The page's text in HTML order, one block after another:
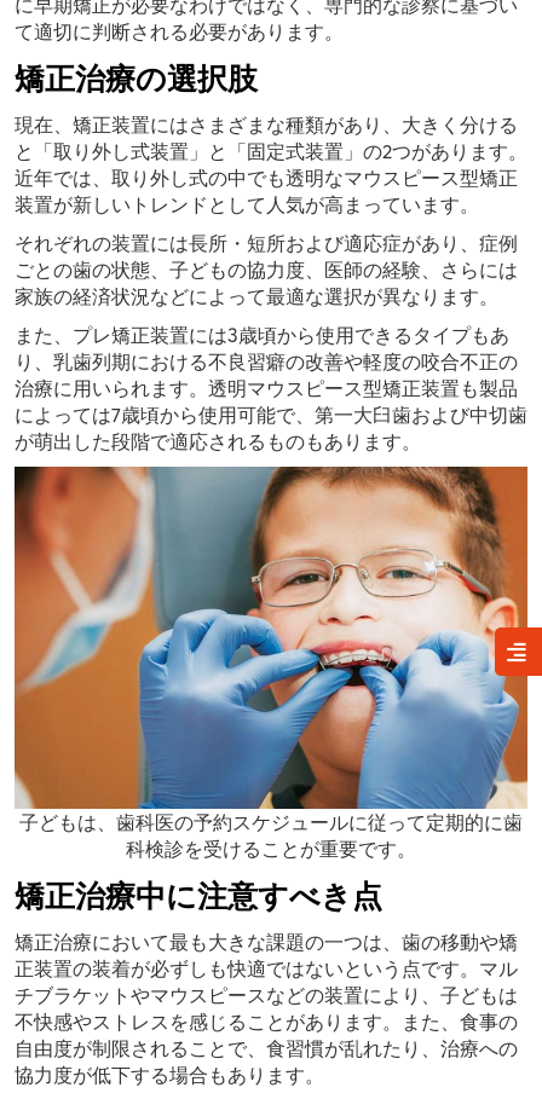
に早期矯正が必要なわけではなく、専門的な診察に基づい
て適切に判断される必要があります。
矯正治療の選択肢
現在、矯正装置にはさまざまな種類があり、大きく分ける
と「取り外し式装置」と「固定式装置」の2つがあります。
近年では、取り外し式の中でも透明なマウスピース型矯正
装置が新しいトレンドとして人気が高まっています。
それぞれの装置には長所・短所および適応症があり、症例
ごとの歯の状態、子どもの協力度、医師の経験、さらには
家族の経済状況などによって最適な選択が異なります。
また、プレ矯正装置には3歳頃から使用できるタイプもあ
り、乳歯列期における不良習癖の改善や軽度の咬合不正の
治療に用いられます。透明マウスピース型矯正装置も製品
によっては7歳頃から使用可能で、第一大臼歯および中切歯
が萌出した段階で適応されるものもあります。
子どもは、歯科医の予約スケジュールに従って定期的に歯
科検診を受けることが重要です。
矯正治療中に注意すべき点
矯正治療において最も大きな課題の一つは、歯の移動や矯
正装置の装着が必ずしも快適ではないという点です。マル
チブラケットやマウスピースなどの装置により、子どもは
不快感やストレスを感じることがあります。また、食事の
自由度が制限されることで、食習慣が乱れたり、治療への
協力度が低下する場合もあります。